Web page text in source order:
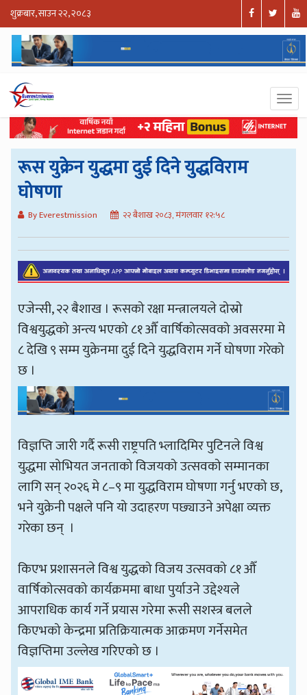
शुक्रबार, साउन २२, २०८३
रूस युक्रेन युद्धमा दुई दिने युद्धविराम
घोषणा
By Everestmission २२ बैशाख २०८३, मंगलवार १२:५८
एजेन्सी, २२ बैशाख । रूसको रक्षा मन्त्रालयले दोस्रो
विश्वयुद्धको अन्त्य भएको ८१ औँ वार्षिकोत्सवको अवसरमा मे
८ देखि ९ सम्म युक्रेनमा दुई दिने युद्धविराम गर्ने घोषणा गरेको
छ ।
विज्ञप्ति जारी गर्दै रूसी राष्ट्रपति भ्लादिमिर पुटिनले विश्व
युद्धमा सोभियत जनताको विजयको उत्सवको सम्मानका
लागि सन् २०२६ मे ८–९ मा युद्धविराम घोषणा गर्नु भएको छ,
भने युक्रेनी पक्षले पनि यो उदाहरण पछ्याउने अपेक्षा व्यक्त
गरेका छन् ।
किएभ प्रशासनले विश्व युद्धको विजय उत्सवको ८१ औँ
वार्षिकोत्सवको कार्यक्रममा बाधा पुर्याउने उद्देश्यले
आपराधिक कार्य गर्ने प्रयास गरेमा रूसी सशस्त्र बलले
किएभको केन्द्रमा प्रतिक्रियात्मक आक्रमण गर्नेसमेत
विज्ञप्तिमा उल्लेख गरिएको छ ।